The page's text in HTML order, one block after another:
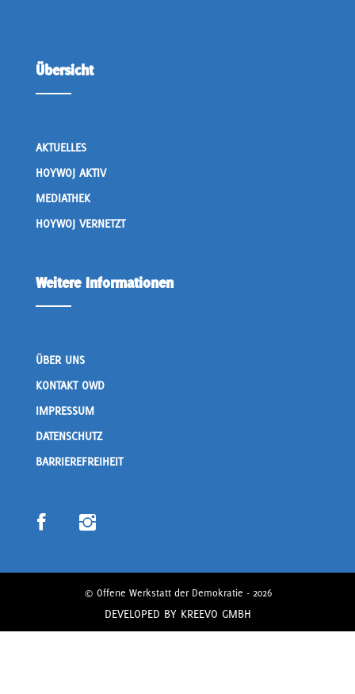
Übersicht
AKTUELLES
HOYWOJ AKTIV
MEDIATHEK
HOYWOJ VERNETZT
Weitere Informationen
ÜBER UNS
KONTAKT OWD
IMPRESSUM
DATENSCHUTZ
BARRIEREFREIHEIT
© Offene Werkstatt der Demokratie - 2026
DEVELOPED BY KREEVO GMBH